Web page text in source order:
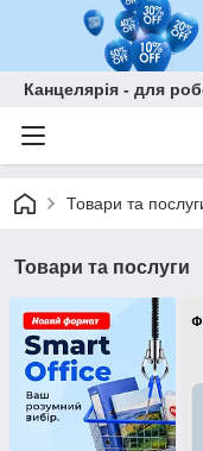
Канцелярія - для
Товари та
Товари та послуги